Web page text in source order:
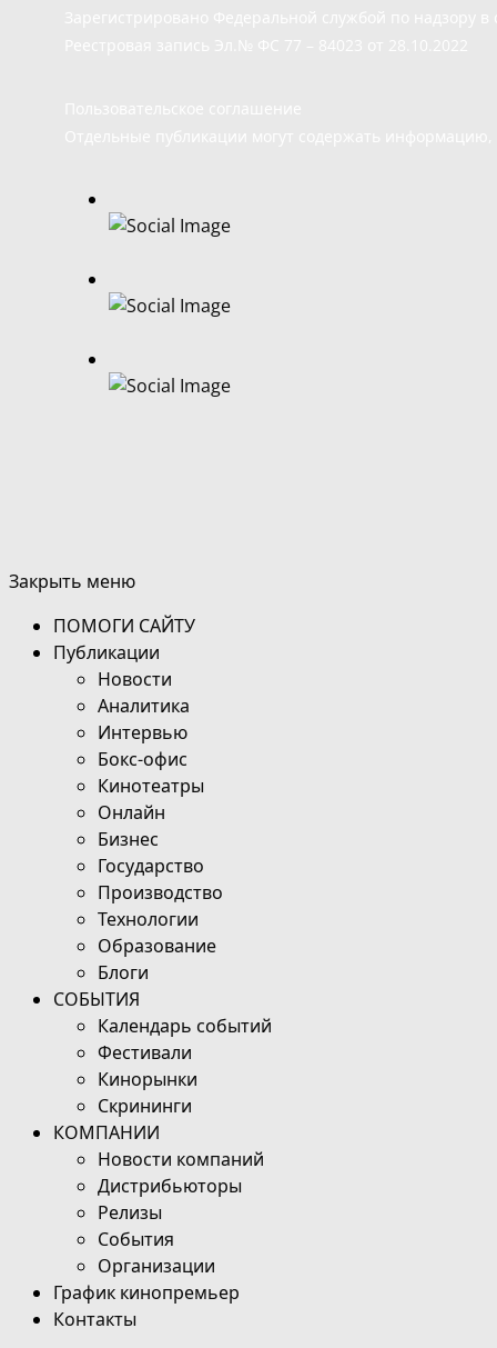
Закрыть меню
ПОМОГИ САЙТУ
Публикации
Новости
Аналитика
Интервью
Бокс-офис
Кинотеатры
Онлайн
Бизнес
Государство
Производство
Технологии
Образование
Блоги
СОБЫТИЯ
Календарь событий
Фестивали
Кинорынки
Скрининги
КОМПАНИИ
Новости компаний
Дистрибьюторы
Релизы
События
Организации
График кинопремьер
Контакты